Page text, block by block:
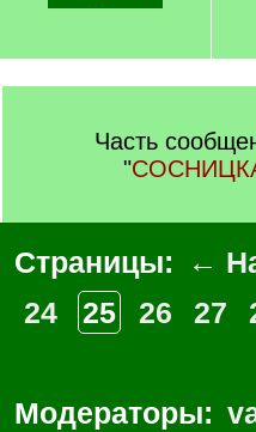
Часть
"
Страницы: ←
24
25 26 27
Модераторы: